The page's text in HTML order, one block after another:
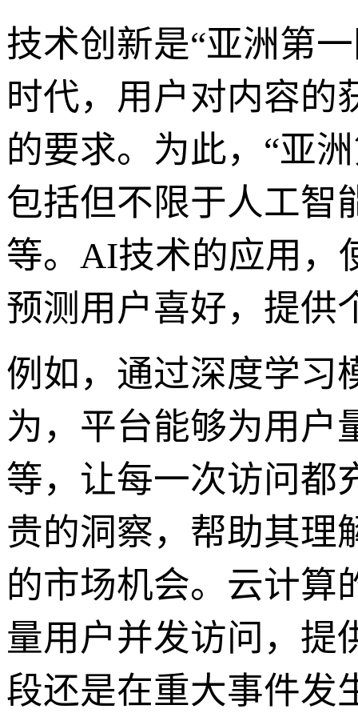
技术创新是“亚洲第
时代，用户对内容的
的要求。为此，“亚
包括但不限于人工智
等。AI技术的应用，
预测用户喜好，提供
例如，通过深度学习
为，平台能够为用户
等，让每一次访问都
贵的洞察，帮助其理
的市场机会。云计算
量用户并发访问，提
段还是在重大事件发